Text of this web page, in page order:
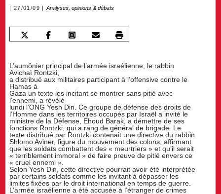
27/01/09 Analyses, opinions & débats
L’aumônier principal de l’armée israélienne, le rabbin
Avichaï Rontzki,
a distribué aux militaires participant à l’offensive contre le
Hamas à
Gaza un texte les incitant se montrer sans pitié avec
l’ennemi, a révélé
lundi l’ONG Yesh Din. Ce groupe de défense des droits de
l’Homme dans les territoires occupés par Israël a invité le
ministre de la Défense, Ehoud Barak, a démettre de ses
fonctions Rontzki, qui a rang de général de brigade. Le
texte distribué par Rontzki contenait une directive du rabbin
Shlomo Aviner, figure du mouvement des colons, affirmant
que les soldats combattent des « meurtriers » et qu’il serait
« terriblement immoral » de faire preuve de pitié envers ce
« cruel ennemi ».
Selon Yesh Din, cette directive pourrait avoir été interprétée
par certains soldats comme les invitant à dépasser les
limites fixées par le droit international en temps de guerre.
L’armée israélienne a été accusée à l’étranger de crimes